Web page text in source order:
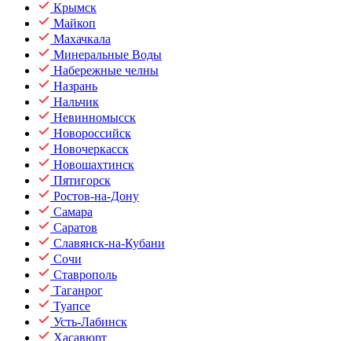
Крымск
Майкоп
Махачкала
Минеральные Воды
Набережные челны
Назрань
Нальчик
Невинномысск
Новороссийск
Новочеркасск
Новошахтинск
Пятигорск
Ростов-на-Дону
Самара
Саратов
Славянск-на-Кубани
Сочи
Ставрополь
Таганрог
Туапсе
Усть-Лабинск
Хасавюрт